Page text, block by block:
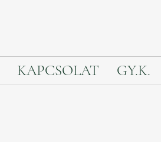
KAPCSOLAT GY.K.